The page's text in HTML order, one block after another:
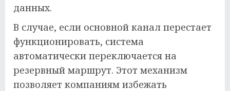
данных.
В случае, если основной канал перестает
функционировать, система
автоматически переключается на
резервный маршрут. Этот механизм
позволяет компаниям избежать